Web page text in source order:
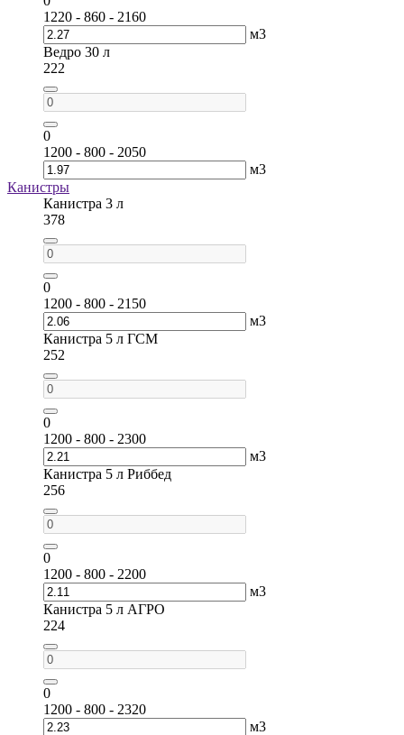
1220 - 860 - 2160
м3
Ведро 30 л
222
0
1200 - 800 - 2050
м3
Канистры
Канистра 3 л
378
0
1200 - 800 - 2150
м3
Канистра 5 л ГСМ
252
0
1200 - 800 - 2300
м3
Канистра 5 л Риббед
256
0
1200 - 800 - 2200
м3
Канистра 5 л АГРО
224
0
1200 - 800 - 2320
м3